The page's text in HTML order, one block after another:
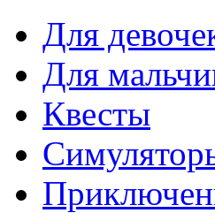
Для
Для
Квесты